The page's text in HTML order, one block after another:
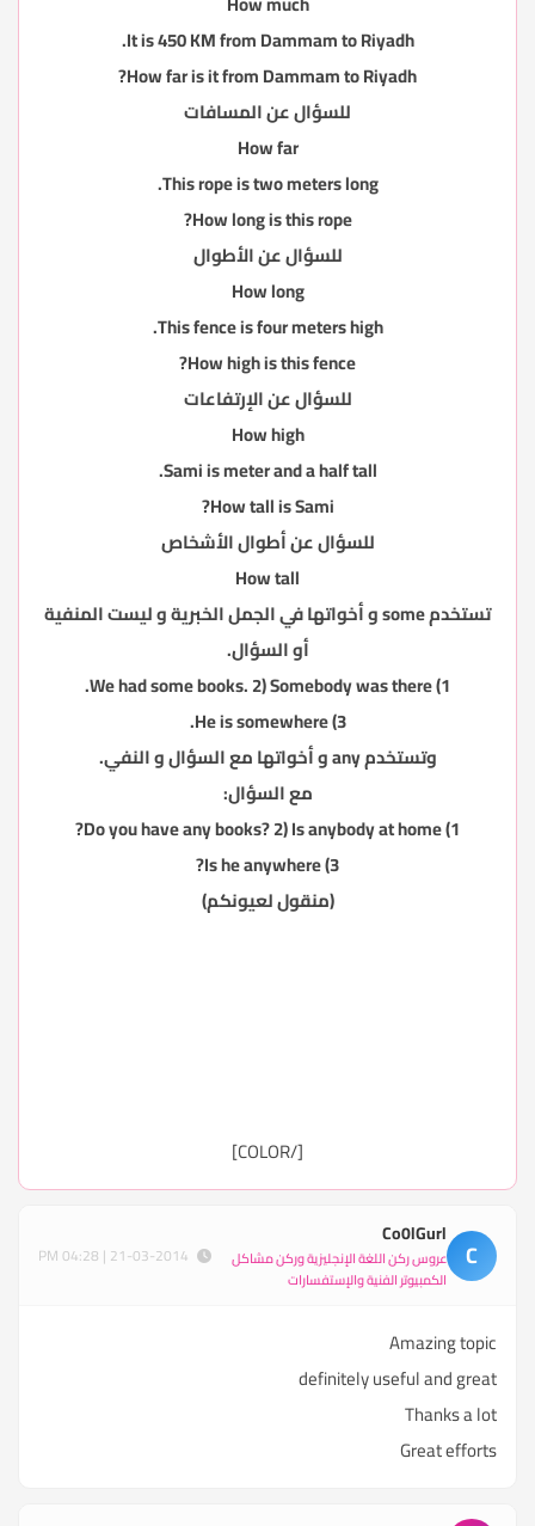
It is 450 KM from Dammam to Riyadh.
How far is it from Dammam to Riyadh?
للسؤال عن المسافات
How far
This rope is two meters long.
How long is this rope?
للسؤال عن الأطوال
How long
This fence is four meters high.
How high is this fence?
للسؤال عن الإرتفاعات
How high
Sami is meter and a half tall.
How tall is Sami?
للسؤال عن أطوال الأشخاص
How tall
تستخدم some و أخواتها في الجمل الخبرية و ليست المنفية
أو السؤال.
1) We had some books. 2) Somebody was there.
3) He is somewhere.
وتستخدم any و أخواتها مع السؤال و النفي.
مع السؤال:
1) Do you have any books? 2) Is anybody at home?
3) Is he anywhere?
(منقول لعيونكم)
[/COLOR]
C
Co0lGurl
عروس ركن اللغة الإنجليزية وركن مشاكل
الكمبيوتر الفنية والإستفسارات
Amazing topic
definitely useful and great
Thanks a lot
Great efforts